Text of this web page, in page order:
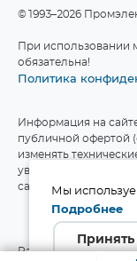
©1993–2026
При использовании
обязательна!
Политика
Информация на
публичной офертой
изменять
уведомления.
сайте
Разработка сайта
Мы
Подробнее
Принять